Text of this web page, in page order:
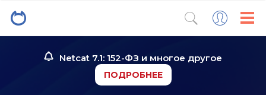
Netcat 7.1: 152-ФЗ и многое другое
ПОДРОБНЕЕ